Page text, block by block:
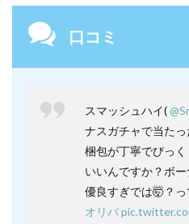
口コミ
スマッシュハイ(
ナスガチャで当た
梱包が丁寧でびっ
いいんですか？ボ
優良すぎでは🤯？
オリパ